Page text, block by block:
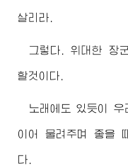
살리라.
그렇다. 위대한 장
할것이다.
노래에도 있듯이
이어 물려주며 좋을
다.